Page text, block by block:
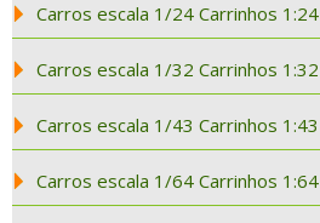
Carros escala 1/24 Carrinhos 1:24
Carros escala 1/32 Carrinhos 1:32
Carros escala 1/43 Carrinhos 1:43
Carros escala 1/64 Carrinhos 1:64